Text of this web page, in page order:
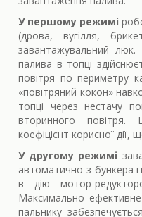
У першому режимі
(дрова, вугілля,
завантажувальний
палива в топці
повітря по периметру
«повітряний кокон»
топці через нестачу
вторинного повітря.
коефіцієнт корисної дії,
У другому режимі
автоматично з бункера
в дію мотор-
Максимально
пальнику